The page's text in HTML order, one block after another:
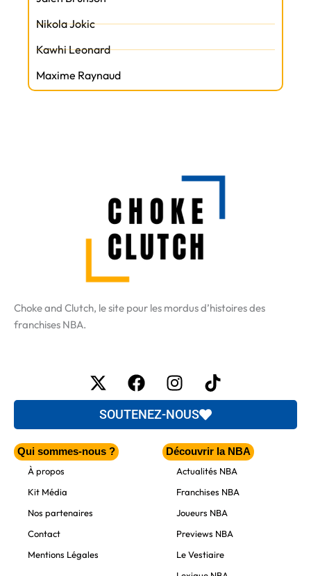
Nikola Jokic
Kawhi Leonard
Maxime Raynaud
Choke and Clutch, le site pour les mordus d’histoires des
franchises NBA.
X-
twitter
FacebookInstagram
Tiktok
SOUTENEZ-NOUS
Qui sommes-nous ?
À propos
Kit Média
Nos partenaires
Contact
Mentions Légales
Découvrir la NBA
Actualités NBA
Franchises NBA
Joueurs NBA
Previews NBA
Le Vestiaire